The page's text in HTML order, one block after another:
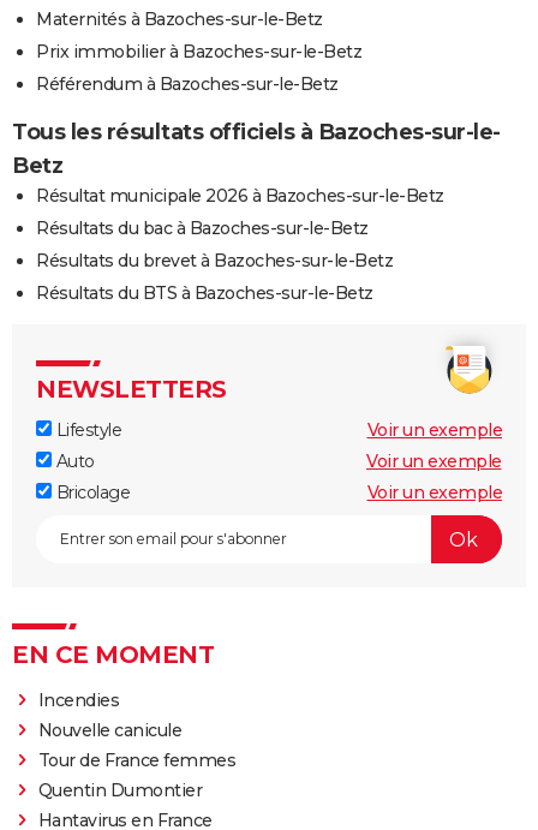
Maternités à Bazoches-sur-le-Betz
Prix immobilier à Bazoches-sur-le-Betz
Référendum à Bazoches-sur-le-Betz
Tous les résultats officiels à Bazoches-sur-le-
Betz
Résultat municipale 2026 à Bazoches-sur-le-Betz
Résultats du bac à Bazoches-sur-le-Betz
Résultats du brevet à Bazoches-sur-le-Betz
Résultats du BTS à Bazoches-sur-le-Betz
NEWSLETTERS
Lifestyle
Voir un exemple
Auto
Voir un exemple
Bricolage
Voir un exemple
EN CE MOMENT
Incendies
Nouvelle canicule
Tour de France femmes
Quentin Dumontier
Hantavirus en France